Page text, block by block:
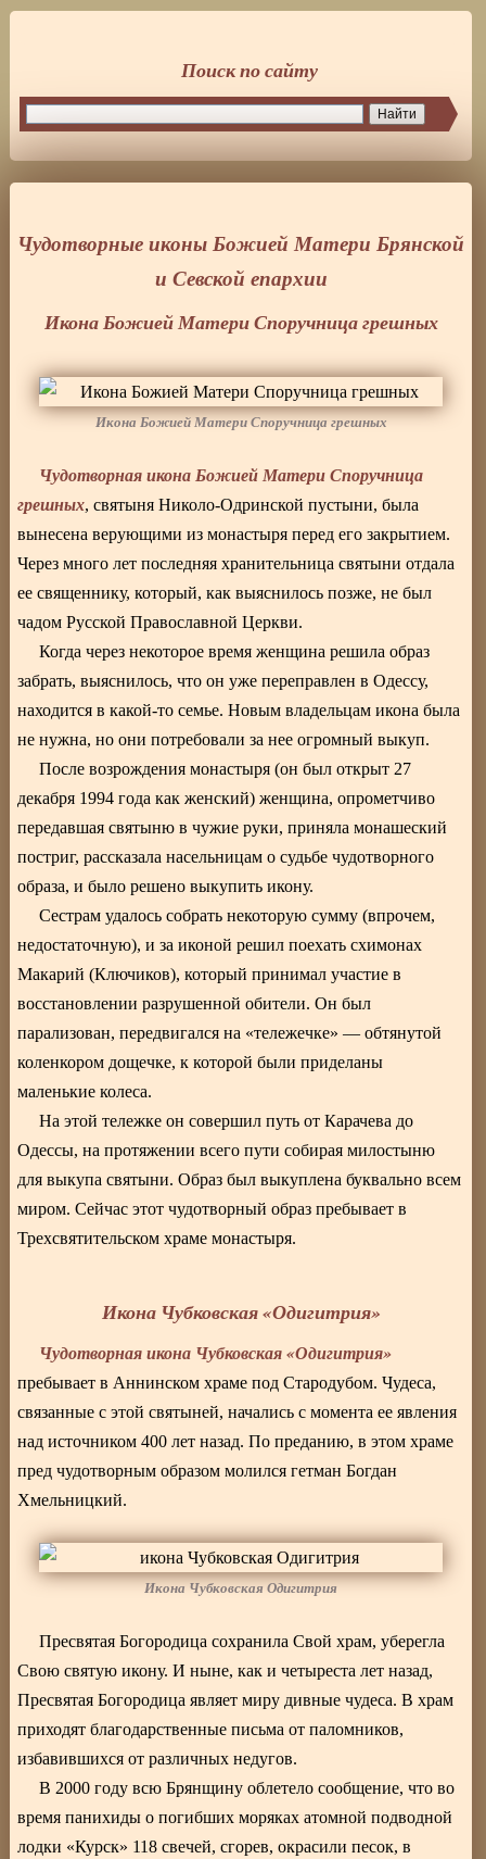
Чудотворные иконы Божией Матери Брянской
и Севской епархии
Икона Божией Матери Споручница грешных
Икона Божией Матери Споручница грешных
Чудотворная икона Божией Матери Споручница
грешных, святыня Николо-Одринской пустыни, была
вынесена верующими из монастыря перед его закрытием.
Через много лет последняя хранительница святыни отдала
ее священнику, который, как выяснилось позже, не был
чадом Русской Православной Церкви.
Когда через некоторое время женщина решила образ
забрать, выяснилось, что он уже переправлен в Одессу,
находится в какой-то семье. Новым владельцам икона была
не нужна, но они потребовали за нее огромный выкуп.
После возрождения монастыря (он был открыт 27
декабря 1994 года как женский) женщина, опрометчиво
передавшая святыню в чужие руки, приняла монашеский
постриг, рассказала насельницам о судьбе чудотворного
образа, и было решено выкупить икону.
Сестрам удалось собрать некоторую сумму (впрочем,
недостаточную), и за иконой решил поехать схимонах
Макарий (Ключиков), который принимал участие в
восстановлении разрушенной обители. Он был
парализован, передвигался на «тележечке» — обтянутой
коленкором дощечке, к которой были приделаны
маленькие колеса.
На этой тележке он совершил путь от Карачева до
Одессы, на протяжении всего пути собирая милостыню
для выкупа святыни. Образ был выкуплена буквально всем
миром. Сейчас этот чудотворный образ пребывает в
Трехсвятительском храме монастыря.
Икона Чубковская «Одигитрия»
Чудотворная икона Чубковская «Одигитрия»
пребывает в Аннинском храме под Стародубом. Чудеса,
связанные с этой святыней, начались с момента ее явления
над источником 400 лет назад. По преданию, в этом храме
пред чудотворным образом молился гетман Богдан
Хмельницкий.
Икона Чубковская Одигитрия
Пресвятая Богородица сохранила Свой храм, уберегла
Свою святую икону. И ныне, как и четыреста лет назад,
Пресвятая Богородица являет миру дивные чудеса. В храм
приходят благодарственные письма от паломников,
избавившихся от различных недугов.
В 2000 году всю Брянщину облетело сообщение, что во
время панихиды о погибших моряках атомной подводной
лодки «Курск» 118 свечей, сгорев, окрасили песок, в
Поиск по сайту